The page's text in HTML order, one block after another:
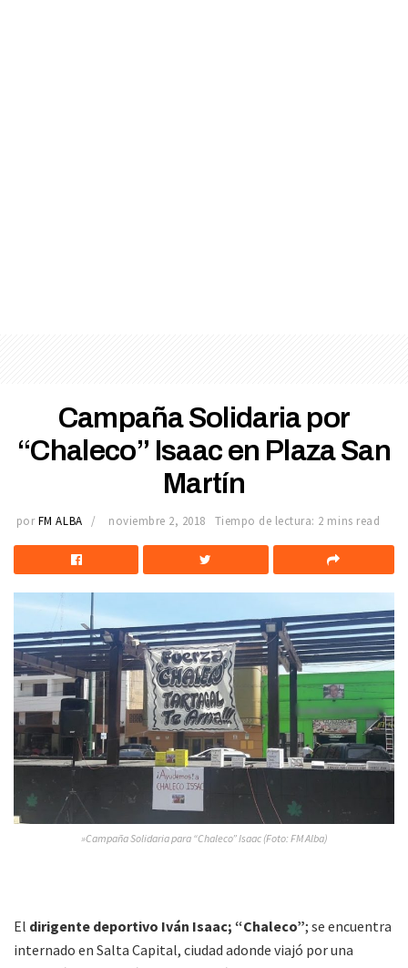
Campaña Solidaria por
“Chaleco” Isaac en Plaza San
Martín
por FM ALBA noviembre 2, 2018 Tiempo de lectura: 2 mins read
»Campaña Solidaria para “Chaleco” Isaac (Foto: FM Alba)
El dirigente deportivo Iván Isaac; “Chaleco”; se encuentra
internado en Salta Capital, ciudad adonde viajó por una